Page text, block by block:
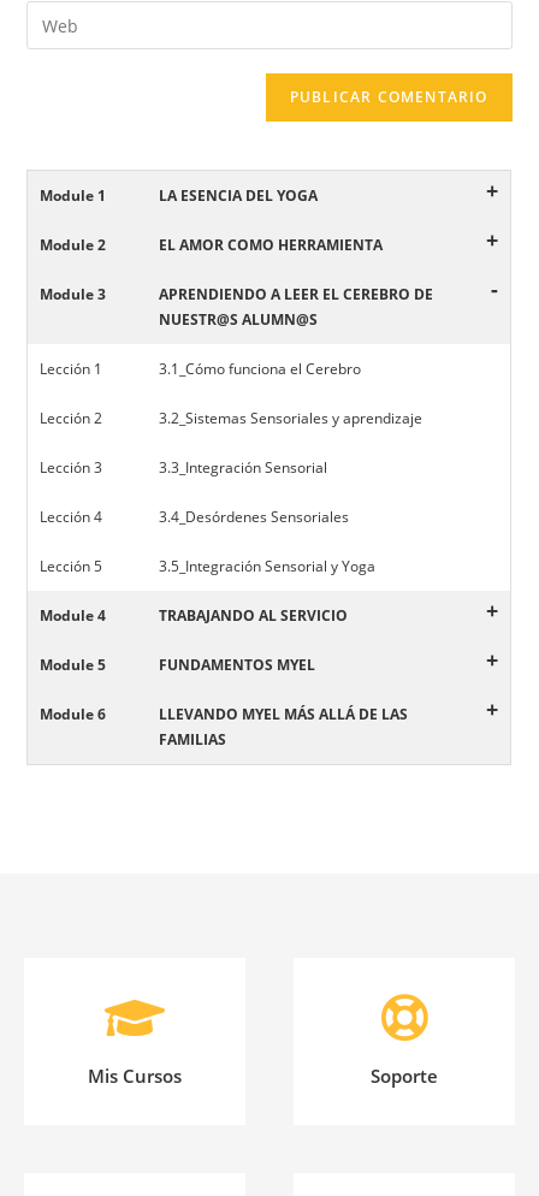
Module 1 LA ESENCIA DEL YOGA +
Module 2 EL AMOR COMO HERRAMIENTA +
Module 3
APRENDIENDO A LEER EL CEREBRO DE
NUESTR@S ALUMN@S
-
Lección 1 3.1_Cómo funciona el Cerebro
Lección 2 3.2_Sistemas Sensoriales y aprendizaje
Lección 3 3.3_Integración Sensorial
Lección 4 3.4_Desórdenes Sensoriales
Lección 5 3.5_Integración Sensorial y Yoga
Module 4 TRABAJANDO AL SERVICIO +
Module 5 FUNDAMENTOS MYEL +
Module 6
LLEVANDO MYEL MÁS ALLÁ DE LAS
FAMILIAS
+
Mis Cursos Soporte